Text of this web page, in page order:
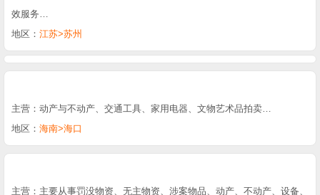
效服务…
地区： 江苏>苏州
主营：动产与不动产、交通工具、家用电器、文物艺术品拍卖…
地区： 海南>海口
主营：主要从事罚没物资、无主物资、涉案物品、动产、不动产、设备、